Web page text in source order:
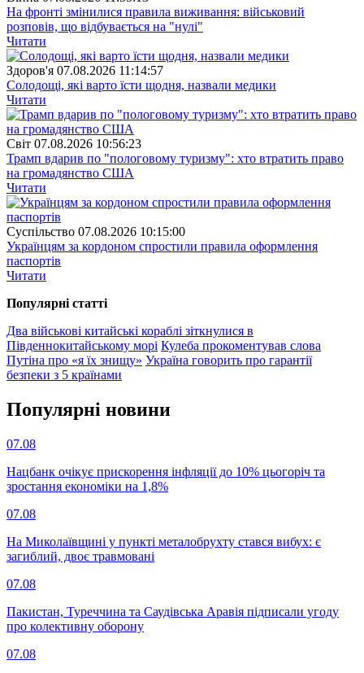
На фронті змінилися правила виживання: військовий
розповів, що відбувається на "нулі"
Читати
Здоров'я 07.08.2026 11:14:57
Солодощі, які варто їсти щодня, назвали медики
Читати
Свiт 07.08.2026 10:56:23
Трамп вдарив по "пологовому туризму": хто втратить право
на громадянство США
Читати
Суспiльство 07.08.2026 10:15:00
Українцям за кордоном спростили правила оформлення
паспортів
Читати
Популярнi статтi
Два військові китайські кораблі зіткнулися в
Південнокитайському морі Кулеба прокоментував слова
Путіна про «я їх знищу» Україна говорить про гарантії
безпеки з 5 країнами
Популярнi новини
07.08
Нацбанк очікує прискорення інфляції до 10% цьогоріч та
зростання економіки на 1,8%
07.08
На Миколаївщині у пункті металобрухту стався вибух: є
загиблий, двоє травмовані
07.08
Пакистан, Туреччина та Саудівська Аравія підписали угоду
про колективну оборону
07.08